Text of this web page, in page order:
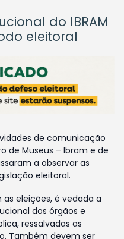
do IBRAM
eleitoral
de comunicação
de Museus – Ibram e de
a observar as
eleitoral.
eleições, é vedada a
dos órgãos e
ressalvadas as
Também devem ser